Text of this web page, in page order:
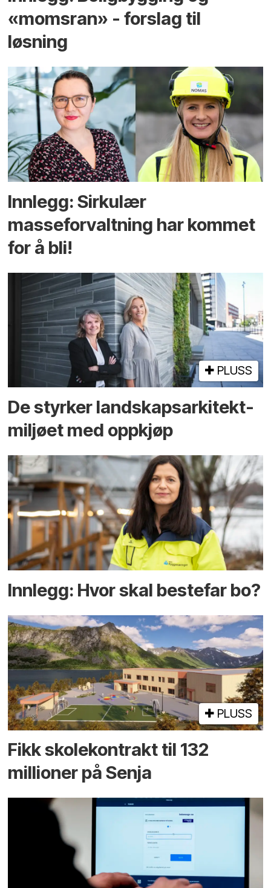
«momsran» - forslag til
løsning
Innlegg: Sirkulær
masseforvaltning har kommet
for å bli!
PLUSS
De styrker landskaps­arkitekt­
miljøet med oppkjøp
Innlegg: Hvor skal bestefar bo?
PLUSS
Fikk skole­kontrakt til 132
millioner på Senja